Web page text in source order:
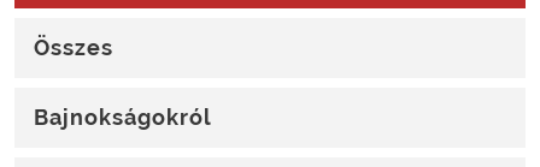
Összes
Bajnokságokról